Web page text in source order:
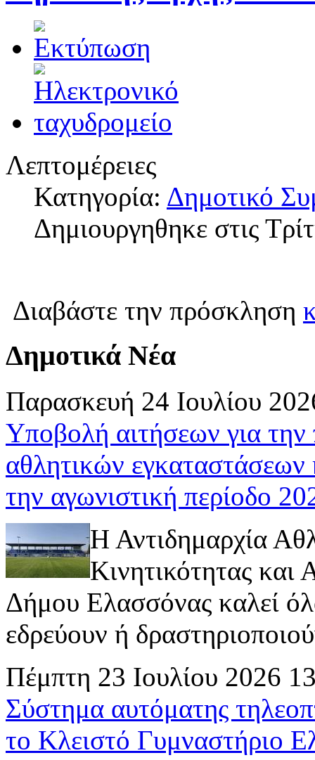
Λεπτομέρειες
Κατηγορία: Δημοτικό
Δημιουργηθηκε στις
Διαβάστε την πρόσκληση
Δημοτικά Νέα
Παρασκευή 24 Ιουλίου
Υποβολή αιτήσεων για
αθλητικών
την αγωνιστική περίοδο
Η Αντιδημαρχία
Κινητικότητας
Δήμου Ελασσόνας καλεί
εδρεύουν ή
Πέμπτη 23 Ιουλίου 2026
Σύστημα αυτόματης
το Κλειστό Γυμναστήριο